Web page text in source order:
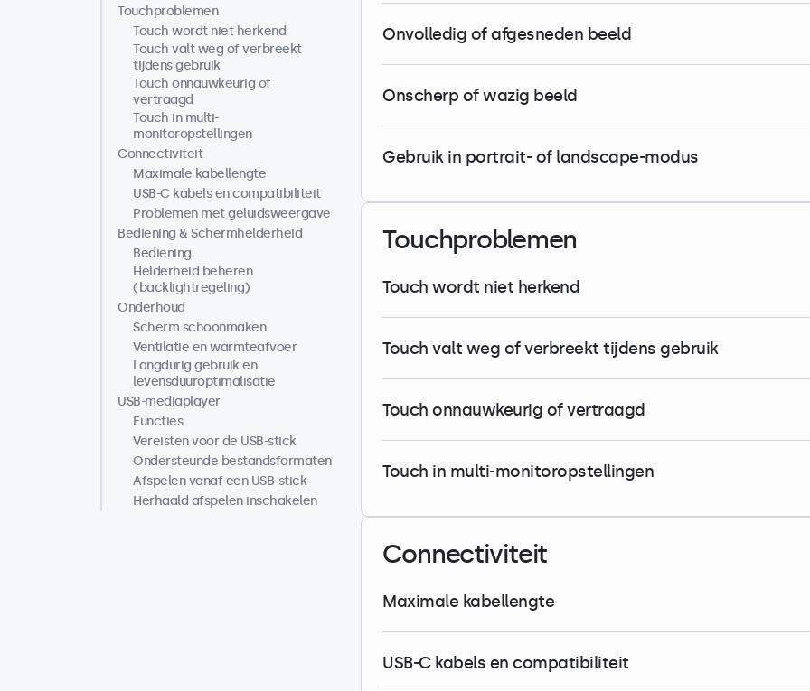
Touchproblemen
Touch wordt niet herkend
Touch valt weg of verbreekt
tijdens gebruik
Touch onnauwkeurig of
vertraagd
Touch in multi-
monitoropstellingen
Connectiviteit
Maximale kabellengte
USB-C kabels en compatibiliteit
Problemen met geluidsweergave
Bediening & Schermhelderheid
Bediening
Helderheid beheren
(backlightregeling)
Onderhoud
Scherm schoonmaken
Ventilatie en warmteafvoer
Langdurig gebruik en
levensduuroptimalisatie
USB-mediaplayer
Functies
Vereisten voor de USB-stick
Ondersteunde bestandsformaten
Afspelen vanaf een USB-stick
Herhaald afspelen inschakelen
Onvolledig of afgesneden beeld
Onscherp of wazig beeld
Gebruik in portrait- of landscape-modus
Touchproblemen
Touch wordt niet herkend
Touch valt weg of verbreekt tijdens gebruik
Touch onnauwkeurig of vertraagd
Touch in multi-monitoropstellingen
Connectiviteit
Maximale kabellengte
USB-C kabels en compatibiliteit